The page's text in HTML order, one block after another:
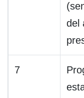
del
7